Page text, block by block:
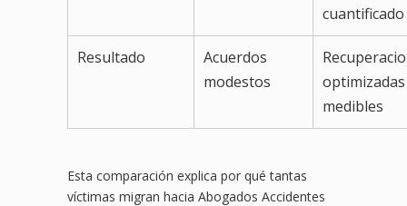
cuantificado
Resultado
Acuerdos
modestos
medibles
Esta comparación explica por qué tantas
víctimas migran hacia Abogados Accidentes